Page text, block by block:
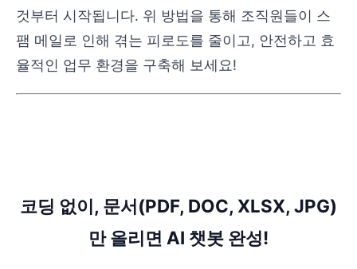
것부터 시작됩니다. 위 방법을 통해 조직원들이 스
팸 메일로 인해 겪는 피로도를 줄이고, 안전하고 효
율적인 업무 환경을 구축해 보세요!
코딩 없이, 문서(PDF, DOC, XLSX, JPG)
만 올리면 AI 챗봇 완성!